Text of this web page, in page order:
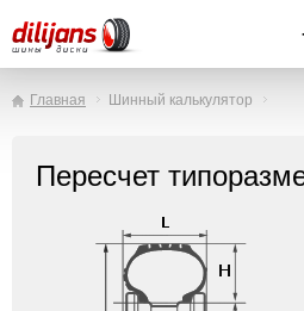
Главная Шинный калькулятор
Пересчет